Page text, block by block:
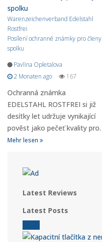
Warenzeichenverband Edelstahl
Rostfrei
Posílení ochranné známky pro členy
spolku
Pavlina Opletalova
2 Monaten ago
167
Ochranná známka
EDELSTAHL ROSTFREI si již
desítky let udržuje vynikající
pověst jako pečeť kvality pro.
Mehr lesen
Latest Reviews
Latest Posts